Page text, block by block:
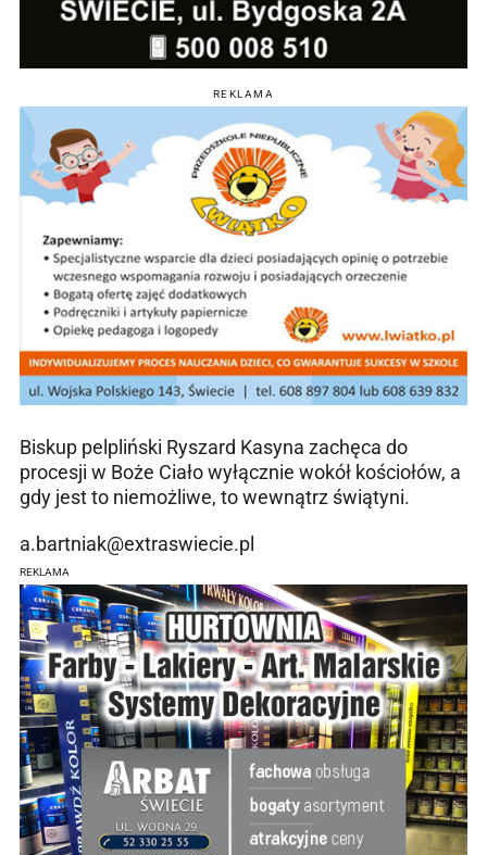
REKLAMA
Biskup pelpliński Ryszard Kasyna zachęca do
procesji w Boże Ciało wyłącznie wokół kościołów, a
gdy jest to niemożliwe, to wewnątrz świątyni.
a.bartniak@extraswiecie.pl
REKLAMA